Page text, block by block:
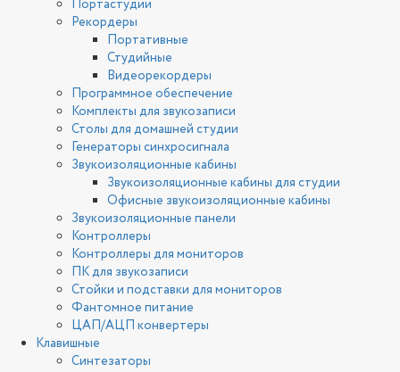
Портастудии
Рекордеры
Портативные
Студийные
Видеорекордеры
Программное обеспечение
Комплекты для звукозаписи
Столы для домашней студии
Генераторы синхросигнала
Звукоизоляционные кабины
Звукоизоляционные кабины для студии
Офисные звукоизоляционные кабины
Звукоизоляционные панели
Контроллеры
Контроллеры для мониторов
ПК для звукозаписи
Стойки и подставки для мониторов
Фантомное питание
ЦАП/АЦП конвертеры
Клавишные
Синтезаторы